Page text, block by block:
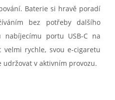
Baterie si hravě poradí
bez potřeby dalšího
nabíjecímu portu USB-C na
rychle, svou e-cigaretu
v aktivním provozu.